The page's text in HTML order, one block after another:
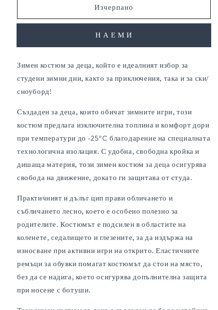
Изчерпано
Купете сега
Зимен костюм за деца, който е идеалният избор за
студени зимни дни, както за приключения, така и за ски/
сноуборд!
Създаден за деца, които обичат зимните игри, този
костюм предлага изключителна топлина и комфорт дори
при температури до -25°C благодарение на специалната
технологична изолация. С удобна, свободна кройка и
дишаща материя, този зимен костюм за деца осигурява
свобода на движение, докато ги защитава от студа.
Практичният и дълъг цип прави обличането и
събличането лесно, което е особено полезно за
родителите. Костюмът е подсилен в областите на
коленете, седалището и глезените, за да издържа на
износване при активни игри на открито. Еластичните
ремъци за обувки помагат костюмът да стои на място,
без да се надига, което осигурява допълнителна защита
при носене с ботуши.